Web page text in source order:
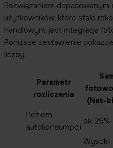
Rozwiązaniem
użytkowników, które stale
handlowym, jest integracja
Poniższe zestawienie
liczby:
Parametr
rozliczenia
(Net-
Poziom
autokonsumpcji
ok. 25%
Wysoki